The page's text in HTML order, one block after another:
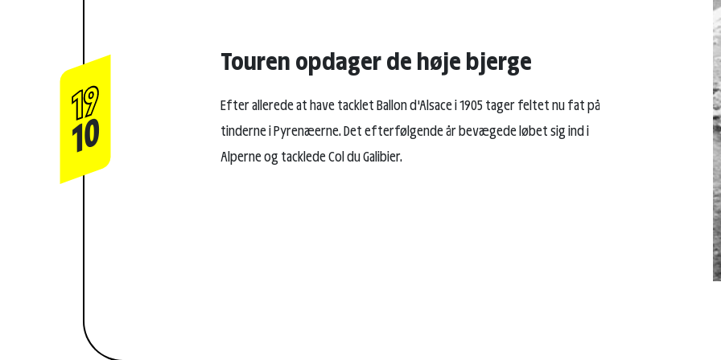
19
10
Touren opdager de høje bjerge
Efter allerede at have tacklet Ballon d'Alsace i 1905 tager feltet nu fat på
tinderne i Pyrenæerne. Det efterfølgende år bevægede løbet sig ind i
Alperne og tacklede Col du Galibier.